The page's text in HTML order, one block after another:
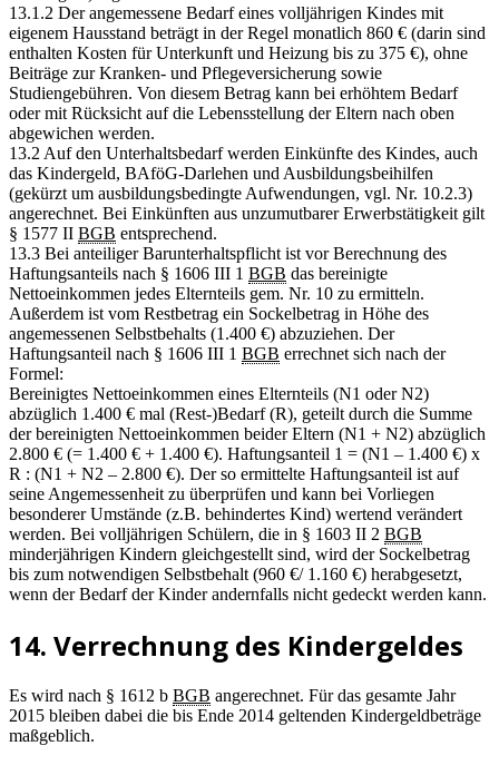
13.1.2 Der angemessene Bedarf eines volljährigen Kindes mit
eigenem Hausstand beträgt in der Regel monatlich 860 € (darin sind
enthalten Kosten für Unterkunft und Heizung bis zu 375 €), ohne
Beiträge zur Kranken- und Pflegeversicherung sowie
Studiengebühren. Von diesem Betrag kann bei erhöhtem Bedarf
oder mit Rücksicht auf die Lebensstellung der Eltern nach oben
abgewichen werden.
13.2 Auf den Unterhaltsbedarf werden Einkünfte des Kindes, auch
das Kindergeld, BAföG-Darlehen und Ausbildungsbeihilfen
(gekürzt um ausbildungsbedingte Aufwendungen, vgl. Nr. 10.2.3)
angerechnet. Bei Einkünften aus unzumutbarer Erwerbstätigkeit gilt
§ 1577 II BGB entsprechend.
13.3 Bei anteiliger Barunterhaltspflicht ist vor Berechnung des
Haftungsanteils nach § 1606 III 1 BGB das bereinigte
Nettoeinkommen jedes Elternteils gem. Nr. 10 zu ermitteln.
Außerdem ist vom Restbetrag ein Sockelbetrag in Höhe des
angemessenen Selbstbehalts (1.400 €) abzuziehen. Der
Haftungsanteil nach § 1606 III 1 BGB errechnet sich nach der
Formel:
Bereinigtes Nettoeinkommen eines Elternteils (N1 oder N2)
abzüglich 1.400 € mal (Rest-)Bedarf (R), geteilt durch die Summe
der bereinigten Nettoeinkommen beider Eltern (N1 + N2) abzüglich
2.800 € (= 1.400 € + 1.400 €). Haftungsanteil 1 = (N1 – 1.400 €) x
R : (N1 + N2 – 2.800 €). Der so ermittelte Haftungsanteil ist auf
seine Angemessenheit zu überprüfen und kann bei Vorliegen
besonderer Umstände (z.B. behindertes Kind) wertend verändert
werden. Bei volljährigen Schülern, die in § 1603 II 2 BGB
minderjährigen Kindern gleichgestellt sind, wird der Sockelbetrag
bis zum notwendigen Selbstbehalt (960 €/ 1.160 €) herabgesetzt,
wenn der Bedarf der Kinder andernfalls nicht gedeckt werden kann.
14. Verrechnung des Kindergeldes
Es wird nach § 1612 b BGB angerechnet. Für das gesamte Jahr
2015 bleiben dabei die bis Ende 2014 geltenden Kindergeldbeträge
maßgeblich.